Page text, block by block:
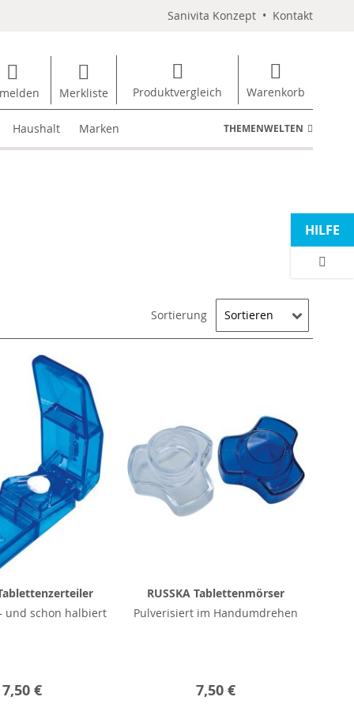
Sanivita Konzept • Kontakt
Merkliste Produktvergleich Warenkorb
Haushalt Marken THEMENWELTEN
Sortierung
und schon halbiert
7,50 €
RUSSKA Tablettenmörser
Pulverisiert im Handumdrehen
7,50 €
HILFE